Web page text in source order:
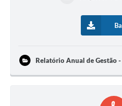
Relatório Anual de Gestão -